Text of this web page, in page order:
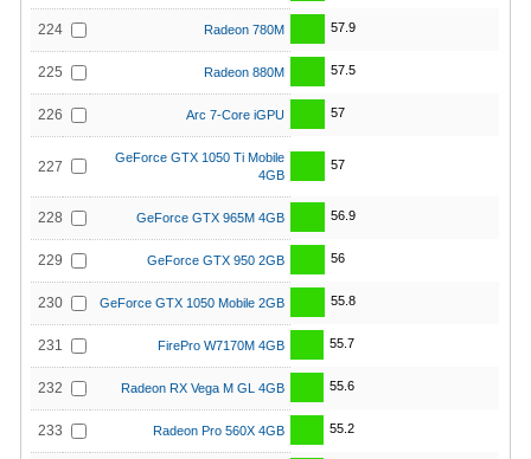
224 Radeon 780M 57.9
225 Radeon 880M 57.5
226 Arc 7-Core iGPU 57
227
GeForce GTX 1050 Ti Mobile
4GB
57
228 GeForce GTX 965M 4GB 56.9
229 GeForce GTX 950 2GB 56
230 GeForce GTX 1050 Mobile 2GB 55.8
231 FirePro W7170M 4GB 55.7
232 Radeon RX Vega M GL 4GB 55.6
233 Radeon Pro 560X 4GB 55.2